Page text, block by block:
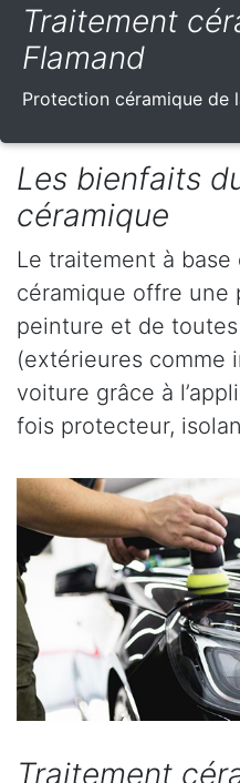
Traitement
Flamand
Protection céramique de
Les bienfaits
céramique
Le traitement à
céramique offre une
peinture et de
(extérieures comme
voiture grâce à
fois protecteur,
Traitement